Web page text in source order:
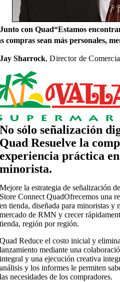
con Quad“Estamos
compras sean más personales,
Jay Sharrock,Director de
No sólo señalización
Quad Resuelve la
experiencia práctica
minorista.
Mejore la estrategia de señalización
Store Connect QuadOfrecemos una
en tienda, diseñada para minoristas y
mercado de RMN y crecer
tienda, región por región.
Quad Reduce el costo inicial y
lanzamiento mediante una
integral y una ejecución creativa
análisis y los informes le permiten
las necesidades de los compradores.